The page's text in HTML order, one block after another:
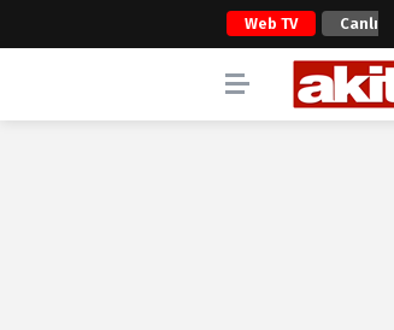
Web TV Canlı
Yayın